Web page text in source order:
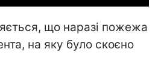
що наразі пожежа
на яку було скоєно